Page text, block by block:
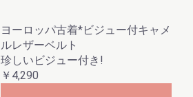
ヨーロッパ古着*ビジュー付キャメ
ルレザーベルト
珍しいビジュー付き!
￥4,290